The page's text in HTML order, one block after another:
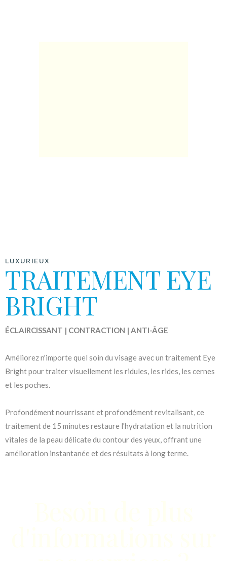
LUXURIEUX
TRAITEMENT EYE
BRIGHT
ÉCLAIRCISSANT | CONTRACTION | ANTI-ÂGE
Améliorez n'importe quel soin du visage avec un traitement Eye
Bright pour traiter visuellement les ridules, les rides, les cernes
et les poches.
Profondément nourrissant et profondément revitalisant, ce
traitement de 15 minutes restaure l'hydratation et la nutrition
vitales de la peau délicate du contour des yeux, offrant une
amélioration instantanée et des résultats à long terme.